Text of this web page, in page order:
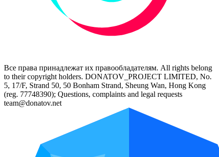
Все права принадлежат их правообладателям. All rights belong
to their copyright holders. DONATOV_PROJECT LIMITED, No.
5, 17/F, Strand 50, 50 Bonham Strand, Sheung Wan, Hong Kong
(reg. 77748390); Questions, complaints and legal requests
team@donatov.net